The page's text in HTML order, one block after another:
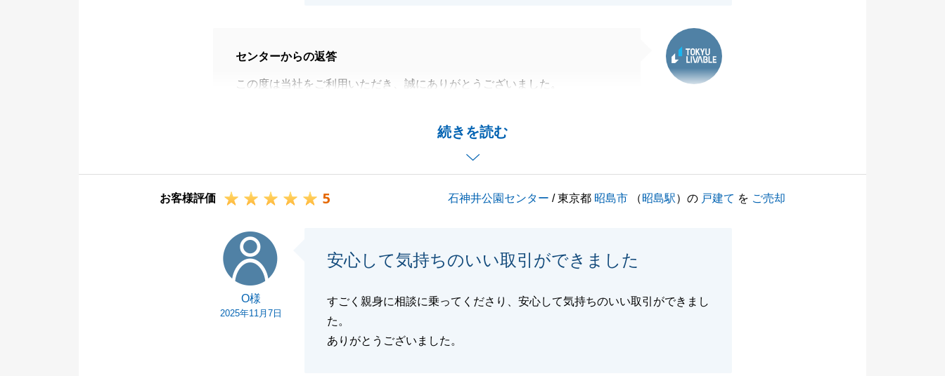
続きを読む
センターからの返答
この度は当社をご利用いただき、誠にありがとうございました。
無事に決済、お引渡しが完了し私も安心しております。有難うございまし
す。今後とも宜しくお願い申し上げます。
お客様評価 5 石神井公園センター / 東京都 昭島市 （昭島駅）の 戸建て を ご売却
O様
2025年11月7日
安心して気持ちのいい取引ができました
すごく親身に相談に乗ってくださり、安心して気持ちのいい取引ができまし
た。
ありがとうございました。